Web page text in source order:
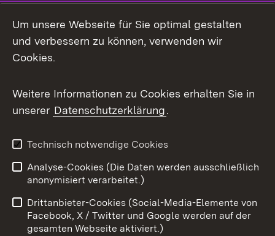
Facebook
X / Twitter
Youtube
Impressum
Kontakt
Barrierefreiheit
Datenschutz
Cookies
Um unsere Webseite für Sie optimal gestalten
und verbessern zu können, verwenden wir
Cookies.
Weitere Informationen zu Cookies erhalten Sie in
unserer Datenschutzerklärung.
Technisch notwendige Cookies
Analyse-Cookies (Die Daten werden ausschließlich
anonymisiert verarbeitet.)
Drittanbieter-Cookies (Social-Media-Elemente von
Facebook, X / Twitter und Google werden auf der
gesamten Webseite aktiviert.)